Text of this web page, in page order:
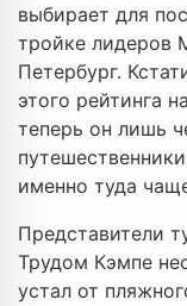
выбирает для
тройке лидеров
Петербург.
этого рейтинга
теперь он лишь
именно туда
Представители
Трудом Кэмпе
устал от